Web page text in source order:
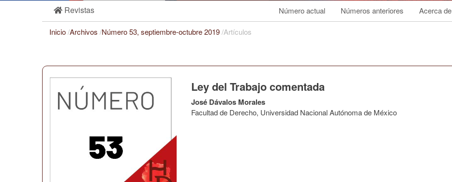
Revistas Número actual Números anteriores Acerca de
Inicio/Archivos /Número 53, septiembre-octubre 2019/Artículos
Ley del Trabajo comentada
José Dávalos Morales
Facultad de Derecho, Universidad Nacional Autónoma de México